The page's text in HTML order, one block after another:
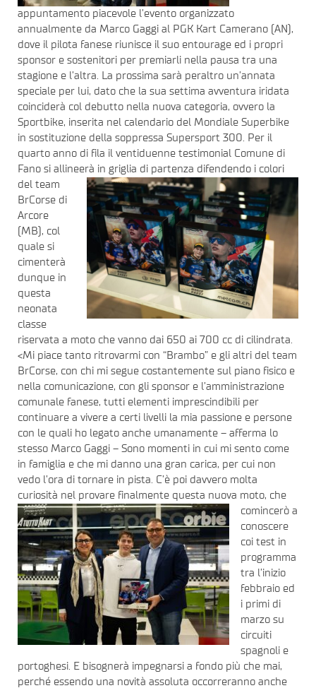
appuntamento piacevole l’evento organizzato
annualmente da Marco Gaggi al PGK Kart Camerano (AN),
dove il pilota fanese riunisce il suo entourage ed i propri
sponsor e sostenitori per premiarli nella pausa tra una
stagione e l’altra. La prossima sarà peraltro un’annata
speciale per lui, dato che la sua settima avventura iridata
coinciderà col debutto nella nuova categoria, ovvero la
Sportbike, inserita nel calendario del Mondiale Superbike
in sostituzione della soppressa Supersport 300. Per il
quarto anno di fila il ventiduenne testimonial Comune di
Fano si allineerà in griglia di partenza difendendo i colori
del team
BrCorse di
Arcore
(MB), col
quale si
cimenterà
dunque in
questa
neonata
classe
riservata a moto che vanno dai 650 ai 700 cc di cilindrata.
<Mi piace tanto ritrovarmi con “Brambo” e gli altri del team
BrCorse, con chi mi segue costantemente sul piano fisico e
nella comunicazione, con gli sponsor e l’amministrazione
comunale fanese, tutti elementi imprescindibili per
continuare a vivere a certi livelli la mia passione e persone
con le quali ho legato anche umanamente – afferma lo
stesso Marco Gaggi – Sono momenti in cui mi sento come
in famiglia e che mi danno una gran carica, per cui non
vedo l’ora di tornare in pista. C’è poi davvero molta
curiosità nel provare finalmente questa nuova moto, che
comincerò a
conoscere
coi test in
programma
tra l’inizio
febbraio ed
i primi di
marzo su
circuiti
spagnoli e
portoghesi. E bisognerà impegnarsi a fondo più che mai,
perché essendo una novità assoluta occorreranno anche